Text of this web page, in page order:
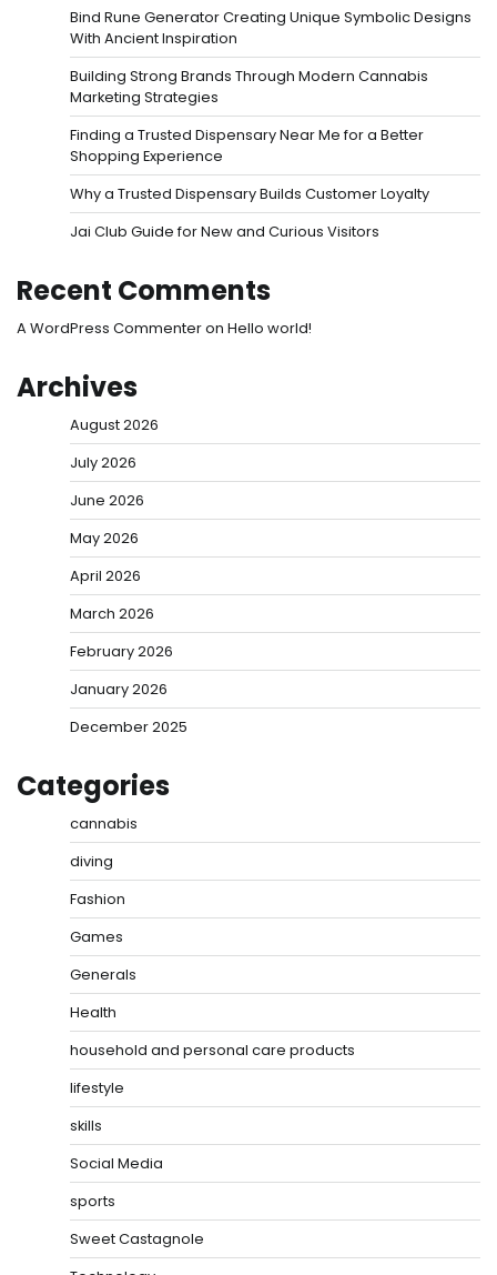
Bind Rune Generator Creating Unique Symbolic Designs
With Ancient Inspiration
Building Strong Brands Through Modern Cannabis
Marketing Strategies
Finding a Trusted Dispensary Near Me for a Better
Shopping Experience
Why a Trusted Dispensary Builds Customer Loyalty
Jai Club Guide for New and Curious Visitors
Recent Comments
A WordPress Commenteron Hello world!
Archives
August 2026
July 2026
June 2026
May 2026
April 2026
March 2026
February 2026
January 2026
December 2025
Categories
cannabis
diving
Fashion
Games
Generals
Health
household and personal care products
lifestyle
skills
Social Media
sports
Sweet Castagnole